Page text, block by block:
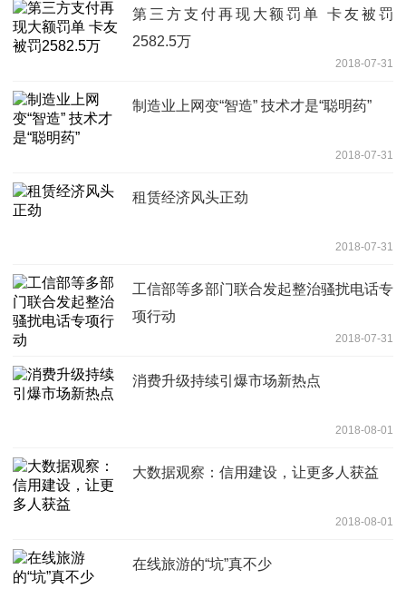
第三方支付再现大额罚单 卡友被罚
2582.5万
2018-07-31
制造业上网变“智造” 技术才是“聪明药”
2018-07-31
租赁经济风头正劲
2018-07-31
工信部等多部门联合发起整治骚扰电话专
项行动
2018-07-31
消费升级持续引爆市场新热点
2018-08-01
大数据观察：信用建设，让更多人获益
2018-08-01
在线旅游的“坑”真不少